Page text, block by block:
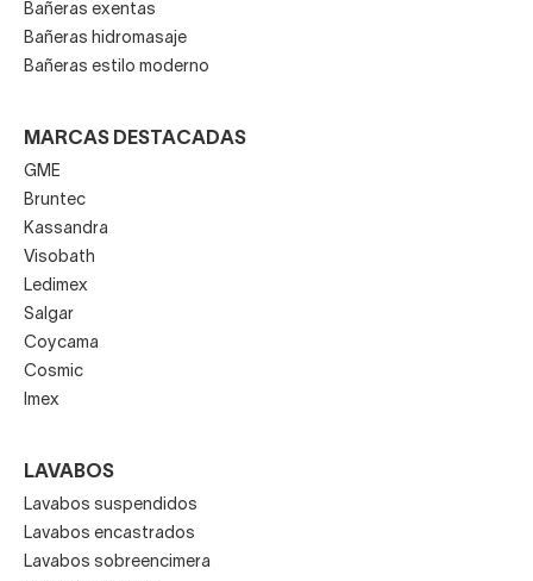
Bañeras exentas
Bañeras hidromasaje
Bañeras estilo moderno
MARCAS DESTACADAS
GME
Bruntec
Kassandra
Visobath
Ledimex
Salgar
Coycama
Cosmic
Imex
LAVABOS
Lavabos suspendidos
Lavabos encastrados
Lavabos sobreencimera